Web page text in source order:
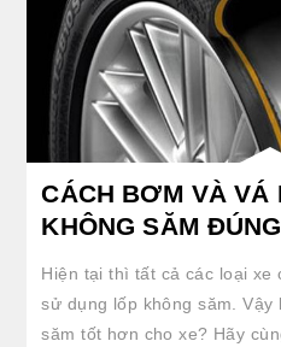
CÁCH BƠM VÀ VÁ
KHÔNG SĂM
Hiện tại thì tất cả các loại
sử dụng lốp không săm. Vậy
săm tốt hơn cho xe? Hãy